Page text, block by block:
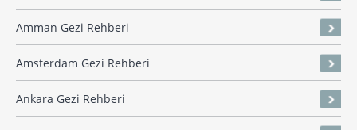
Amman Gezi Rehberi
Amsterdam Gezi Rehberi
Ankara Gezi Rehberi